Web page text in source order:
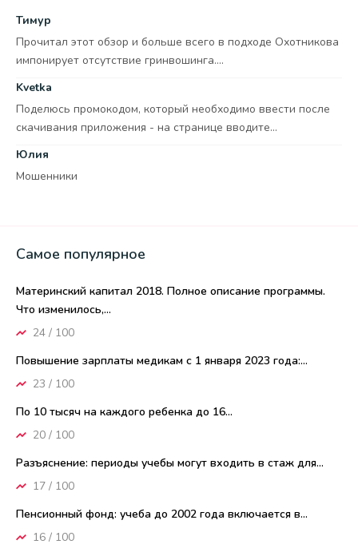
Тимур
Прочитал этот обзор и больше всего в подходе Охотникова
импонирует отсутствие гринвошинга....
Kvetka
Поделюсь промокодом, который необходимо ввести после
скачивания приложения - на странице вводите...
Юлия
Мошенники
Самое популярное
Материнский капитал 2018. Полное описание программы.
Что изменилось,...
24 / 100
Повышение зарплаты медикам с 1 января 2023 года:...
23 / 100
По 10 тысяч на каждого ребенка до 16...
20 / 100
Разъяснение: периоды учебы могут входить в стаж для...
17 / 100
Пенсионный фонд: учеба до 2002 года включается в...
16 / 100